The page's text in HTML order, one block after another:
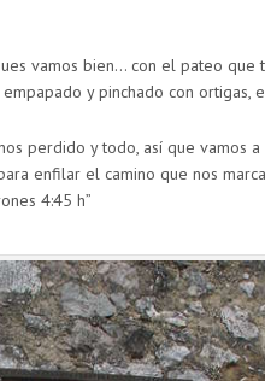
vamos bien… con el pateo que
y pinchado con ortigas,
perdido y todo, así que vamos a
enfilar el camino que nos
4:45 h”